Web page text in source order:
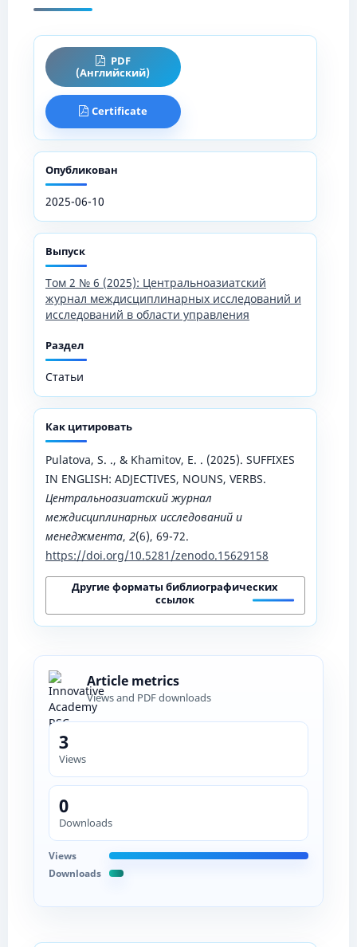
PDF
(Английский)
Certificate
Опубликован
2025-06-10
Выпуск
Том 2 № 6 (2025): Центральноазиатский
журнал междисциплинарных исследований и
исследований в области управления
Раздел
Статьи
Как цитировать
Pulatova, S. ., & Khamitov, E. . (2025). SUFFIXES
IN ENGLISH: ADJECTIVES, NOUNS, VERBS.
Центральноазиатский журнал
междисциплинарных исследований и
менеджмента, 2(6), 69-72.
https://doi.org/10.5281/zenodo.15629158
Другие форматы библиографических
ссылок
Article metrics
Views and PDF downloads
3
Views
0
Downloads
Views
Downloads